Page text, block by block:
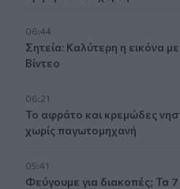
06:44
Σητεία: Καλύτερη η εικόνα
Βίντεο
06:21
Το αφράτο και κρεμώδες
χωρίς παγωτομηχανή
05:41
Φεύγουμε για διακοπές; Τα